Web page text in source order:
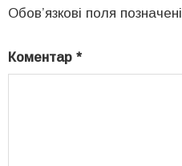
Обов’язкові поля позначені
Коментар *